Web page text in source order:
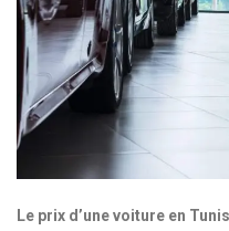
Le prix d’une voiture en